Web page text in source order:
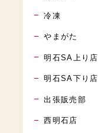
冷凍
やまがた
明石SA上り店
明石SA下り店
出張販売部
西明石店